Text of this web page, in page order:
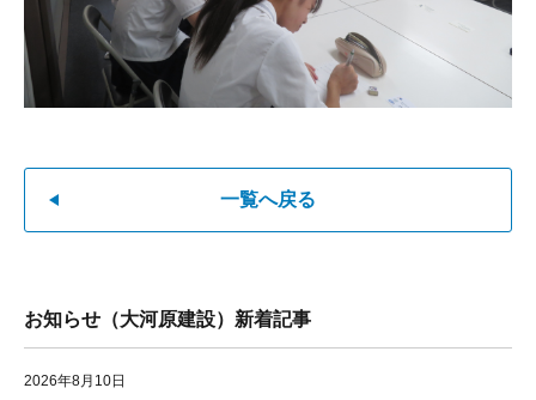
一覧へ戻る
お知らせ（大河原建設）新着記事
2026年8月10日